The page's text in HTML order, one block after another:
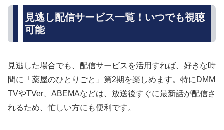
見逃し配信サービス一覧！いつでも視聴
可能
見逃した場合でも、配信サービスを活用すれば、好きな時
間に「薬屋のひとりごと」第2期を楽しめます。特にDMM
TVやTVer、ABEMAなどは、放送後すぐに最新話が配信さ
れるため、忙しい方にも便利です。